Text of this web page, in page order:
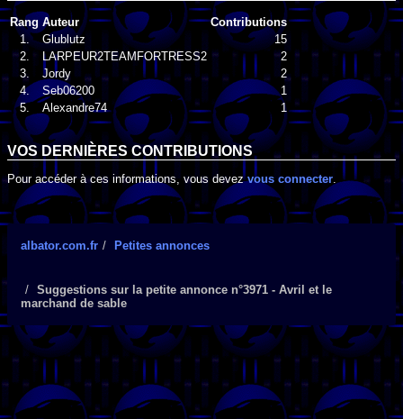
Rang Auteur
Contributions
1.
Glublutz
15
2.
LARPEUR2TEAMFORTRESS2
2
3.
Jordy
2
4.
Seb06200
1
5.
Alexandre74 1
VOS DERNIÈRES CONTRIBUTIONS
Pour accéder à ces informations, vous devezvous connecter
albator.com.fr Petites annonces
Suggestions sur la petite annonce n°3971 - Avril et le
marchand de sable